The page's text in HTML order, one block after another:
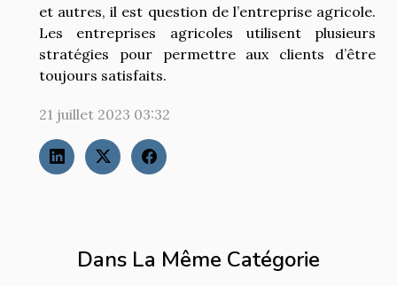
Dans La Même Catégorie
et autres, il est question de l’entreprise agricole.
Les entreprises agricoles utilisent plusieurs
stratégies pour permettre aux clients d’être
toujours satisfaits.
21 juillet 2023 03:32